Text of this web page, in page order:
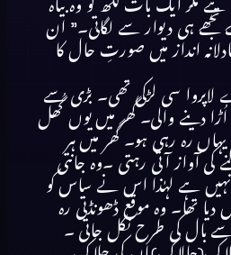
مگر ایک بات لکھ لو وہ بیاہ
تجھے ہی دیوار سے لگاتی۔” ان
انداز میں صورتِ حال کا
لاپروا سی لڑکی تھی۔ بڑی سے
دینے والی۔ گھر میں یوں گُھل
رہ رہی ہو۔ گھر میں ہر
آواز آتی رہتی ۔وہ جانتی
نہیں ہے لہٰذا اس نے ساس کو
دیا تھا۔ وہ موقع ڈھونڈتی رہ
سے بال کی طرح نکل جاتی ۔